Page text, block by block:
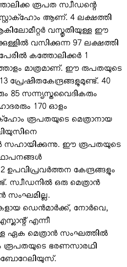
രൂപത സ്വീഡന്റെ
ആണ്. 4 ലക്ഷത്തി
വസ്തൃതിയുള്ള ഈ
വസിക്കുന്ന 97 ലക്ഷത്തി
കത്തോലിക്കര്‍ 1
മാത്രമാണ്. ഈ രുപതയുടെ
പ്രേഷിതകേന്ദ്രങ്ങളുമുണ്ട്. 40
85 സന്ന്യസ്തവൈദികരും
170 ഓളം
രൂപതയുടെ മെത്രാനായ
ഈ രൂപതയുടെ
കേന്ദ്രങ്ങളും
സ്വീഡനില്‍ ഒരു മെത്രാന്‍
സംഘമില്ല.
ഡെന്‍മാര്‍ക്ക്, നോര്‍വെ,
എന്നീ
ഏക മെത്രാന്‍ സംഘത്തില്‍
രൂപതയുടെ ഭരണസാരഥി